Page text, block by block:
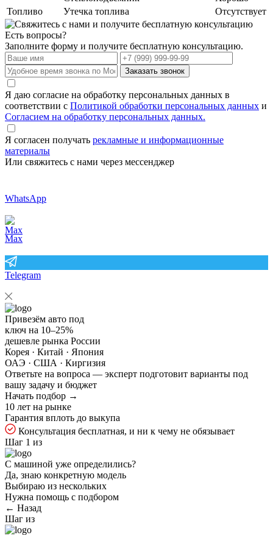
Топливо
Утечка топлива Отсутствует
Есть вопросы?
Заполните форму и получите бесплатную консультацию.
Заказать звонок
Я даю согласие на обработку персональных данных в
соответствии с Политикой обработки персональных данных и
Согласием на обработку персональных данных.
Я согласен получать рекламные и информационные
материалы
Или свяжитесь с нами через мессенджер
WhatsApp
Max
Telegram
Привезём авто под
ключ на 10–25%
дешевле рынка России
Корея · Китай · Япония
ОАЭ · США · Киргизия
Ответьте на вопроса — эксперт подготовит варианты под
вашу задачу и бюджет
Начать подбор →
10 лет на рынке
Гарантия вплоть до выкупа
Консультация бесплатная, и ни к чему не обязывает
Шаг 1 из
С машиной уже определились?
Да, знаю конкретную модель
Выбираю из нескольких
Нужна помощь с подбором
← Назад
Шаг из